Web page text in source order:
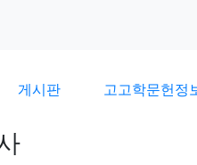
게시판 고고학문헌정